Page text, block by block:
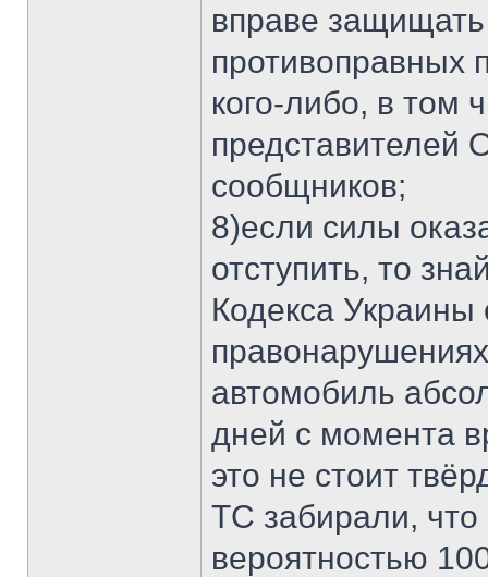
вправе
противоправных
кого-либо, в том
представителей
сообщников;
8)если силы
отступить, то
Кодекса
автомобиль
дней с момента
это не стоит
ТС забирали,
вероятностью